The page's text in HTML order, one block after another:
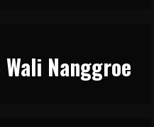
Nanggroe